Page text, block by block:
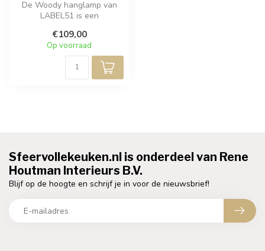
De Woody hanglamp van
LABEL51 is een
kenmerkende lamp
vervaardig...
€109,00
Op voorraad
Sfeervollekeuken.nl is onderdeel van Rene
Houtman Interieurs B.V.
Blijf op de hoogte en schrijf je in voor de nieuwsbrief!